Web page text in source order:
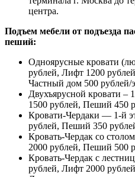
центра.
Подъем мебели от подъезда
пеший:
Одноярусные кровати
рублей, Лифт 1200
Частный дом 500 рублей/
Двухъярусной кровати
1500 рублей, Пеший 450
Кровати-Чердаки — 1-й
рублей, Пеший 350
Кровать-Чердак со
2000 рублей, Пеший 500
Кровать-Чердак с
рублей, Лифт 2000